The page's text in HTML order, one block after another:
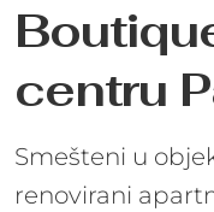
centru
Smešteni u
renovirani